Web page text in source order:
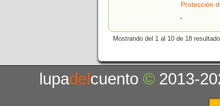
Protección
.
Mostrando del 1 al 10 de 18
lupadelcuento© 2013-